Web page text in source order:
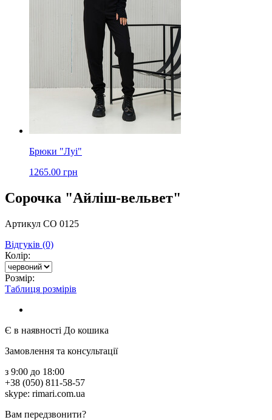
Брюки "Луі"
1265.00 грн
Сорочка "Айліш-вельвет"
Артикул СО 0125
Відгуків (0)
Колір:
Розмір:
Таблиця розмірів
Є в наявності До кошика
Замовлення та консультації
з 9:00 до 18:00
+38 (050) 811-58-57
skype: rimari.com.ua
Вам передзвонити?